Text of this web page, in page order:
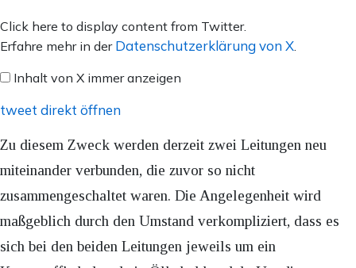
Inhalt
von
anzeigen
Click here to display content from Twitter.
Erfahre mehr in der Datenschutzerklärung von X
Inhalt von X immer anzeigen
tweet direkt öffnen
Zu diesem Zweck werden derzeit zwei Leitungen neu
miteinander verbunden, die zuvor so nicht
zusammengeschaltet waren. Die Angelegenheit wird
maßgeblich durch den Umstand verkompliziert, dass es
sich bei den beiden Leitungen jeweils um ein